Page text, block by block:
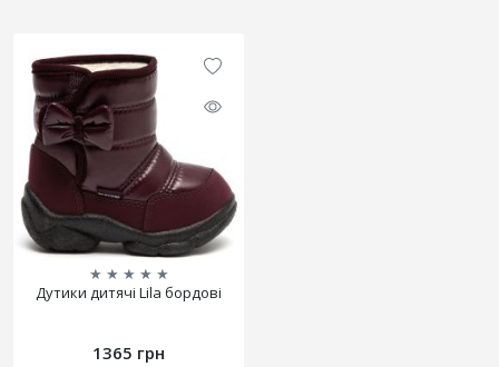
★ ★ ★ ★ ★
Дутики дитячі Lila бордові
1365 грн